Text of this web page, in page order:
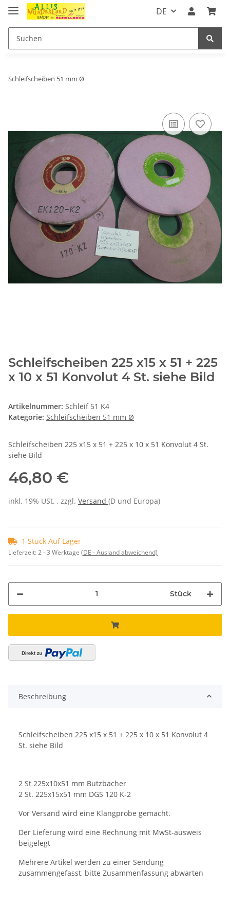
DE
Schleifscheiben 51 mm Ø
Schleifscheiben 225 x15 x 51 + 225
x 10 x 51 Konvolut 4 St. siehe Bild
Artikelnummer: Schleif 51 K4
Kategorie: Schleifscheiben 51 mm Ø
Schleifscheiben 225 x15 x 51 + 225 x 10 x 51 Konvolut 4 St.
siehe Bild
46,80 €
inkl. 19% USt. , zzgl. Versand (D und Europa)
1 Stück Auf Lager
Lieferzeit:2 - 3 Werktage (DE - Ausland abweichend)
Stück
Beschreibung
Schleifscheiben 225 x15 x 51 + 225 x 10 x 51 Konvolut 4
St. siehe Bild
2 St 225x10x51 mm Butzbacher
2 St. 225x15x51 mm DGS 120 K-2
Vor Versand wird eine Klangprobe gemacht.
Der Lieferung wird eine Rechnung mit MwSt-ausweis
beigelegt
Mehrere Artikel werden zu einer Sendung
zusammengefasst, bitte Zusammenfassung abwarten